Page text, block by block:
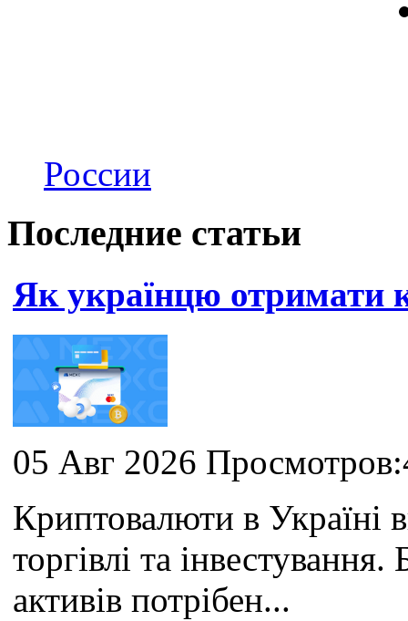
России
Последние статьи
Як українцю отримати
05 Авг 2026
Криптовалюти в Україні
торгівлі та
активів потрібен...